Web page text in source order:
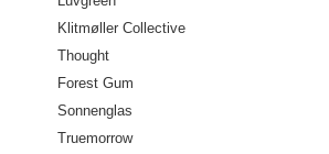
Klitmøller Collective
Thought
Forest Gum
Sonnenglas
Truemorrow